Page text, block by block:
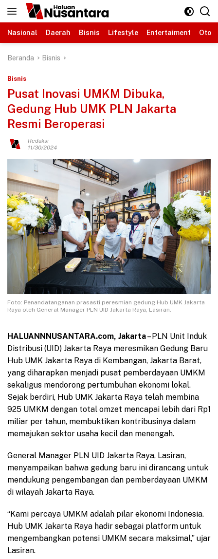
Langsung
Nasional
Daerah Bisnis Lifestyle Entertaiment
Beranda Bisnis
Bisnis
Pusat Inovasi UMKM Dibuka,
Gedung Hub UMK PLN Jakarta
Resmi Beroperasi
Redaksi
11/30/2024
Foto: Penandatanganan prasasti peresmian gedung Hub UMK Jakarta
Raya oleh General Manager PLN UID Jakarta Raya, Lasiran.
HALUANNNUSANTARA.com, Jakarta– PLN Unit Induk
Distribusi (UID) Jakarta Raya meresmikan Gedung Baru
Hub UMK Jakarta Raya di Kembangan, Jakarta Barat,
yang diharapkan menjadi pusat pemberdayaan UMKM
sekaligus mendorong pertumbuhan ekonomi lokal.
Sejak berdiri, Hub UMK Jakarta Raya telah membina
925 UMKM dengan total omzet mencapai lebih dari Rp1
miliar per tahun, membuktikan kontribusinya dalam
memajukan sektor usaha kecil dan menengah.
General Manager PLN UID Jakarta Raya, Lasiran,
menyampaikan bahwa gedung baru ini dirancang untuk
mendukung pengembangan dan pemberdayaan UMKM
di wilayah Jakarta Raya.
“Kami percaya UMKM adalah pilar ekonomi Indonesia.
Hub UMK Jakarta Raya hadir sebagai platform untuk
mengembangkan potensi UMKM secara maksimal,” ujar
Lasiran.